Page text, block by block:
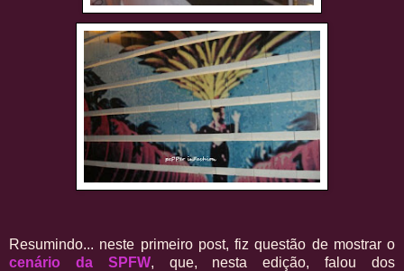
Resumindo... neste primeiro post, fiz questão de mostrar o
cenário da SPFW, que, nesta edição, falou dos